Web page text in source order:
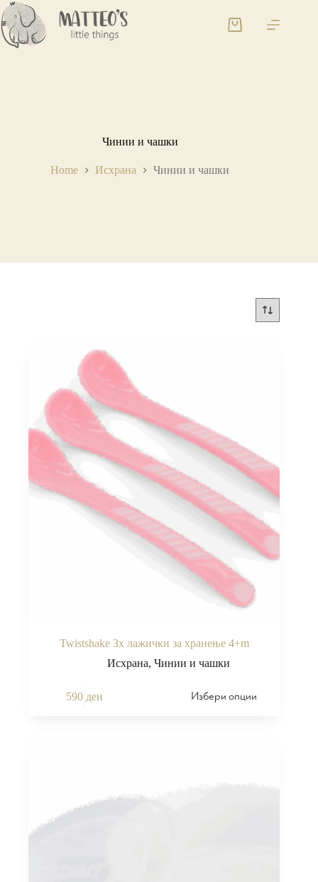
Чинии и чашки
Home Исхрана Чинии и чашки
Twistshake 3x лажички за хранење 4+m
Исхрана, Чинии и чашки
590 ден Избери опции